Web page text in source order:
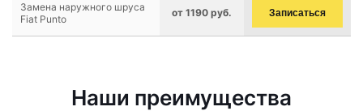
Замена наружного шруса
Fiat Punto
от 1190 руб. Записаться
Наши преимущества